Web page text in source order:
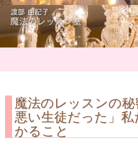
魔法のレッスンの
悪い生徒だった」
かること